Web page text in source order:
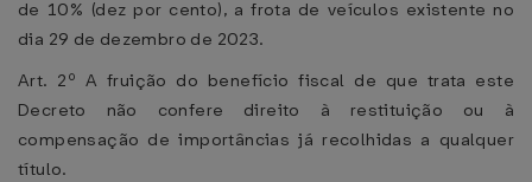
de 10% (dez por cento), a frota de veículos existente no
dia 29 de dezembro de 2023.
Art. 2º A fruição do benefício fiscal de que trata este
Decreto não confere direito à restituição ou à
compensação de importâncias já recolhidas a qualquer
título.